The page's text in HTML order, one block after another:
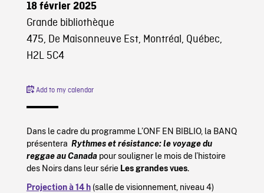
18 février 2025
Grande bibliothèque
475, De Maisonneuve Est, Montréal, Québec,
H2L 5C4
Add to my calendar
Dans le cadre du programme L’ONF EN BIBLIO, la BANQ
présentera Rythmes et résistance: le voyage du
reggae au Canada pour souligner le mois de l’histoire
des Noirs dans leur série Les grandes vues.
Projection à 14 h(salle de visionnement, niveau 4)